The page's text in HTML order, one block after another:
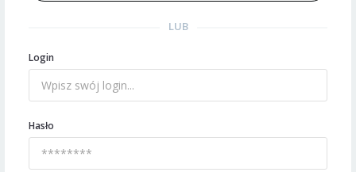
LUB
Login
Hasło